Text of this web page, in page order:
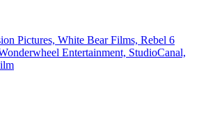
Pictures, White Bear Films, Rebel 6
Entertainment, StudioCanal,